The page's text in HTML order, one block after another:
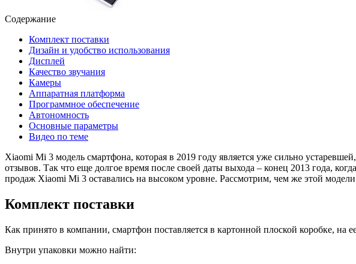
Содержание
Комплект поставки
Дизайн и удобство использования
Дисплей
Качество звучания
Камеры
Аппаратная платформа
Программное обеспечение
Автономность
Основные параметры
Видео по теме
Xiaomi Mi 3 модель смартфона, которая в 2019 году является уже сильно
отзывов. Так что еще долгое время после своей даты выхода – конец 2013 года,
продаж Xiaomi Mi 3 оставались на высоком уровне. Рассмотрим, чем же этой модели
Комплект поставки
Как принято в компании, смартфон поставляется в картонной плоской коробке, на
Внутри упаковки можно найти: